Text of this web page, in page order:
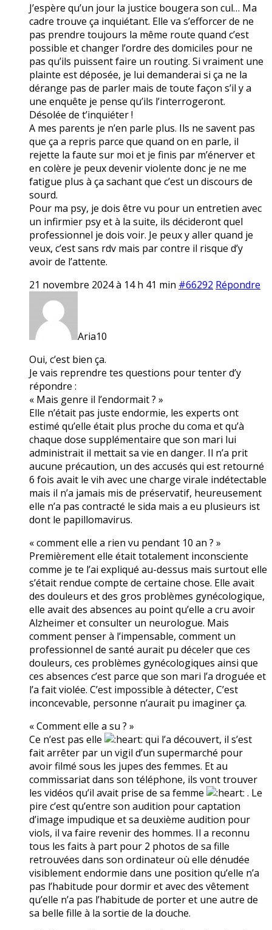
J’espère qu’un jour la justice bougera son cul… Ma
cadre trouve ça inquiétant. Elle va s’efforcer de ne
pas prendre toujours la même route quand c’est
possible et changer l’ordre des domiciles pour ne
pas qu’ils puissent faire un routing. Si vraiment une
plainte est déposée, je lui demanderai si ça ne la
dérange pas de parler mais de toute façon s’il y a
une enquête je pense qu’ils l’interrogeront.
Désolée de t’inquiéter !
A mes parents je n’en parle plus. Ils ne savent pas
que ça a repris parce que quand on en parle, il
rejette la faute sur moi et je finis par m’énerver et
en colère je peux devenir violente donc je ne me
fatigue plus à ça sachant que c’est un discours de
sourd.
Pour ma psy, je dois être vu pour un entretien avec
un infirmier psy et à la suite, ils décideront quel
professionnel je dois voir. Je peux y aller quand je
veux, c’est sans rdv mais par contre il risque d’y
avoir de l’attente.
21 novembre 2024 à 14 h 41 min #66292 Répondre
Aria10
Oui, c’est bien ça.
Je vais reprendre tes questions pour tenter d’y
répondre :
« Mais genre il l’endormait ? »
Elle n’était pas juste endormie, les experts ont
estimé qu’elle était plus proche du coma et qu’à
chaque dose supplémentaire que son mari lui
administrait il mettait sa vie en danger. Il n’a prit
aucune précaution, un des accusés qui est retourné
6 fois avait le vih avec une charge virale indétectable
mais il n’a jamais mis de préservatif, heureusement
elle n’a pas contracté le sida mais a eu plusieurs ist
dont le papillomavirus.
« comment elle a rien vu pendant 10 an ? »
Premièrement elle était totalement inconsciente
comme je te l’ai expliqué au-dessus mais surtout elle
s’était rendue compte de certaine chose. Elle avait
des douleurs et des gros problèmes gynécologique,
elle avait des absences au point qu’elle a cru avoir
Alzheimer et consulter un neurologue. Mais
comment penser à l’impensable, comment un
professionnel de santé aurait pu déceler que ces
douleurs, ces problèmes gynécologiques ainsi que
ces absences c’est parce que son mari l’a droguée et
l’a fait violée. C’est impossible à détecter, C’est
inconcevable, personne n’aurait pu imaginer ça.
« Comment elle a su ? »
Ce n’est pas elle
qui l’a découvert, il s’est
fait arrêter par un vigil d’un supermarché pour
avoir filmé sous les jupes des femmes. Et au
commissariat dans son téléphone, ils vont trouver
les vidéos qu’il avait prise de sa femme
. Le
pire c’est qu’entre son audition pour captation
d’image impudique et sa deuxième audition pour
viols, il va faire revenir des hommes. Il a reconnu
tous les faits à part pour 2 photos de sa fille
retrouvées dans son ordinateur où elle dénudée
visiblement endormie dans une position qu’elle n’a
pas l’habitude pour dormir et avec des vêtement
qu’elle n’a pas l’habitude de porter et une autre de
sa belle fille à la sortie de la douche.